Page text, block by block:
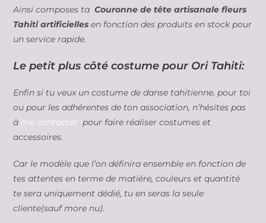
Ainsi composes taCouronne de tête artisanale fleurs
Tahiti artificielles en fonction des produits en stock pour
un service rapide.
Le petit plus côté costume pour Ori Tahiti:
Enfin si tu veux un costume de danse tahitienne, pour toi
ou pour les adhérentes de ton association, n’hésites pas
à me contacter pour faire réaliser costumes et
accessoires.
Car le modèle que l’on définira ensemble en fonction de
tes attentes en terme de matière, couleurs et quantité
te sera uniquement dédié, tu en seras la seule
cliente(sauf more nu).